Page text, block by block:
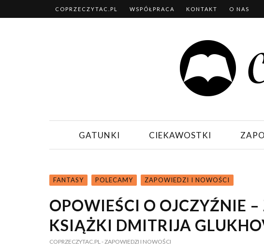
COPRZECZYTAC.PL WSPÓŁPRACA KONTAKT O NAS
GATUNKI CIEKAWOSTKI
FANTASY POLECAMY ZAPOWIEDZI I NOWOŚCI
OPOWIEŚCI O OJCZYŹNIE
KSIĄŻKI DMITRIJA
COPRZECZYTAC.PL- ZAPOWIEDZI I NOWOŚCI